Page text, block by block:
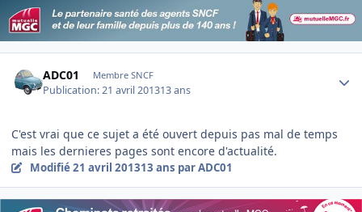
ADC01 Membre SNCF
Publication:21 avril 201313 ans
C'est vrai que ce sujet a été ouvert depuis pas mal de temps
mais les dernieres pages sont encore d'actualité.
Modifié21 avril 201313 ans par ADC01